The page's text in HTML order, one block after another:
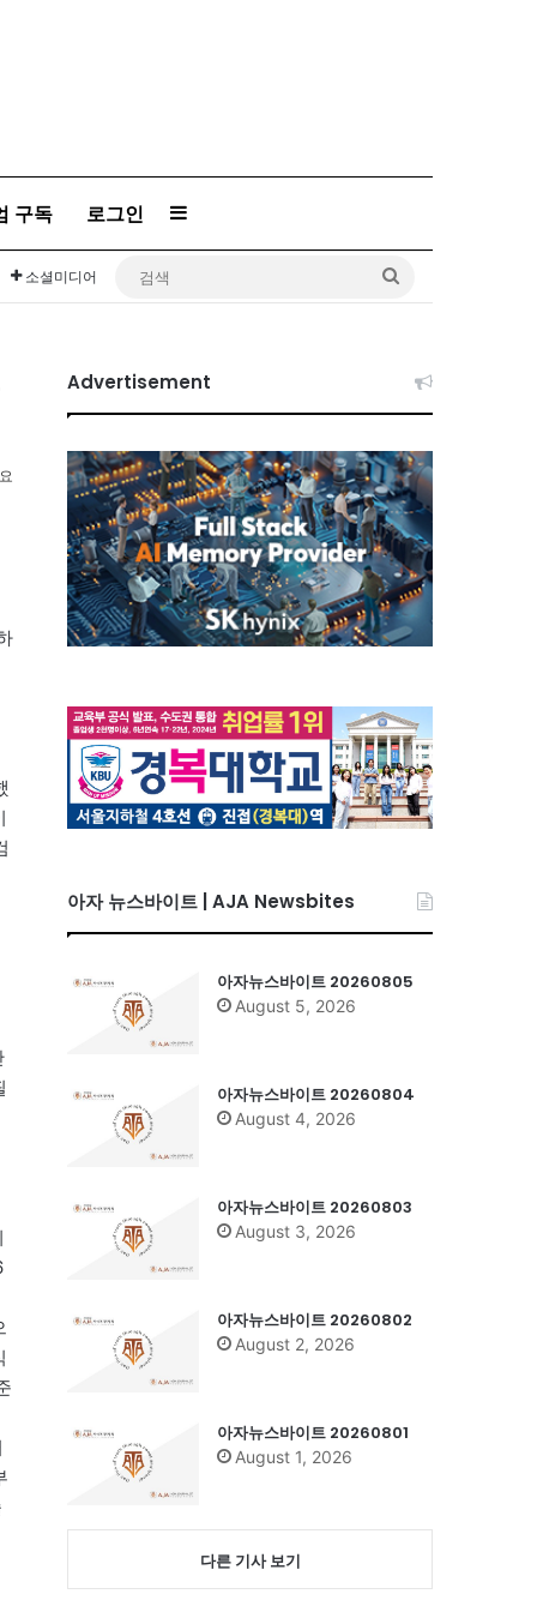
구독 로그인 Sidebar
소셜미디어
Advertisement
아자 뉴스바이트 | AJA Newsbites
아자뉴스바이트 20260805
August 5, 2026
아자뉴스바이트 20260804
August 4, 2026
아자뉴스바이트 20260803
August 3, 2026
아자뉴스바이트 20260802
August 2, 2026
아자뉴스바이트 20260801
August 1, 2026
다른 기사 보기